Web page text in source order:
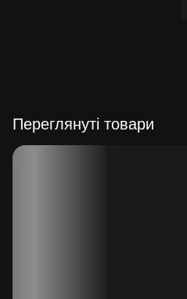
Переглянуті товари